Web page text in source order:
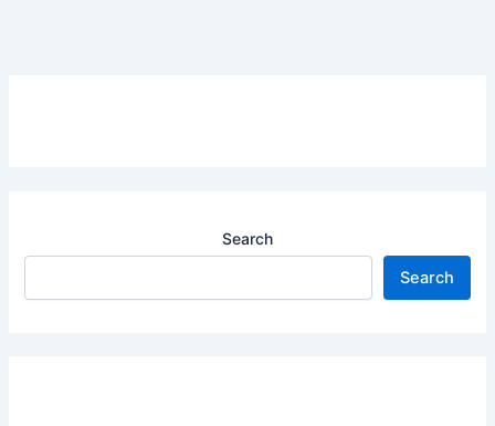
Search
Search